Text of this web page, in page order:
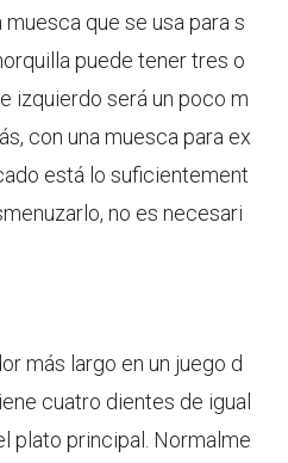
que se usa para s
puede tener tres o
izquierdo será un poco m
con una muesca para ex
está lo suficientement
no es necesari
más largo en un juego d
cuatro dientes de igual
plato principal. Normalme